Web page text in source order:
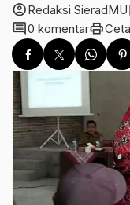
account_circleRedaksi SieradMU
comment0 komentarprint